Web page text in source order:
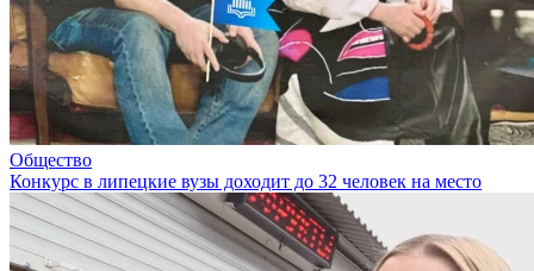
Общество
Конкурс в липецкие вузы доходит до 32 человек на место